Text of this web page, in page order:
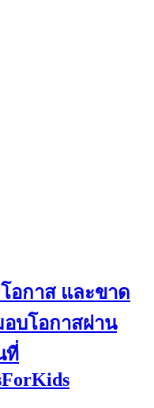
อกาส และขาด
บโอกาสผ่าน
ที่